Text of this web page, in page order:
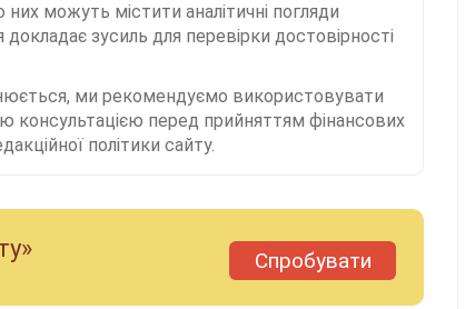
можуть містити аналітичні погляди
зусиль для перевірки достовірності
ми рекомендуємо використовувати
консультацією перед прийняттям фінансових
політики сайту.
Спробувати